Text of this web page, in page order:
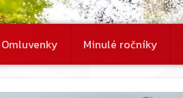
Omluvenky Minulé ročníky